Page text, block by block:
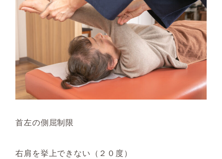
首左の側屈制限
右肩を挙上できない（２０度）